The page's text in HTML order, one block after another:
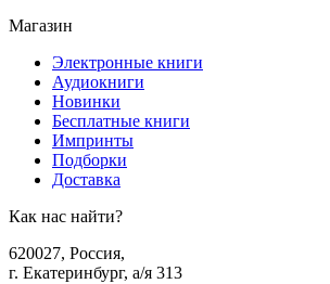
Магазин
Электронные книги
Аудиокниги
Новинки
Бесплатные книги
Импринты
Подборки
Доставка
Как нас найти?
620027, Россия,
г. Екатеринбург, а/я 313